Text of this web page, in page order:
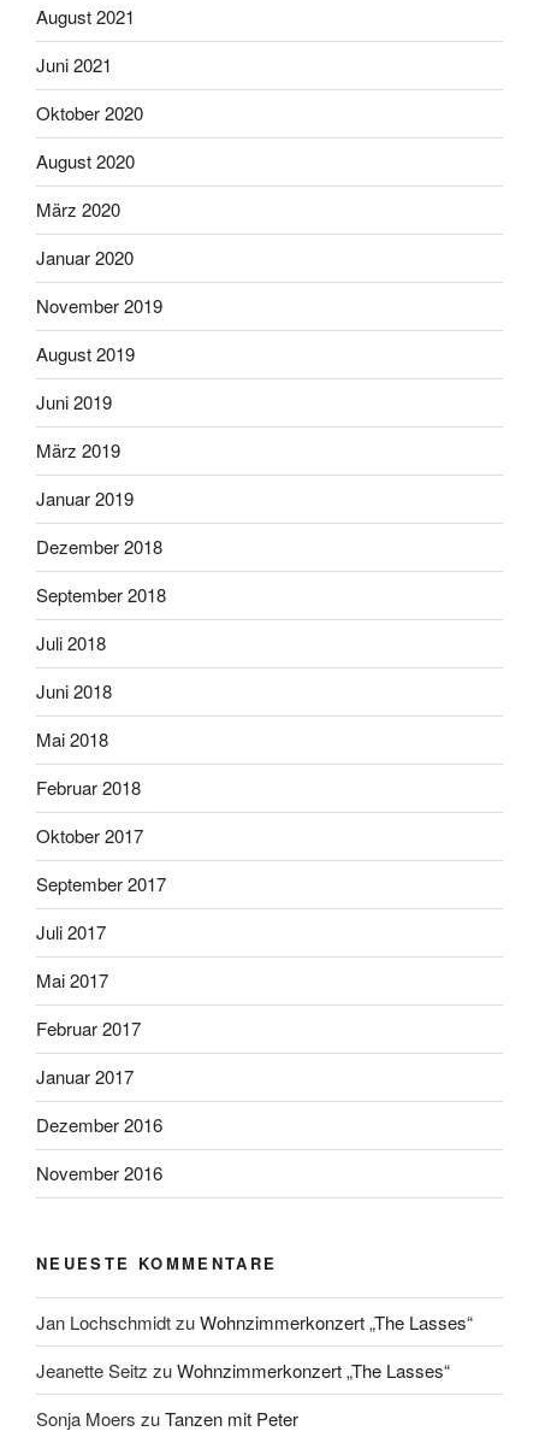
August 2021
Juni 2021
Oktober 2020
August 2020
März 2020
Januar 2020
November 2019
August 2019
Juni 2019
März 2019
Januar 2019
Dezember 2018
September 2018
Juli 2018
Juni 2018
Mai 2018
Februar 2018
Oktober 2017
September 2017
Juli 2017
Mai 2017
Februar 2017
Januar 2017
Dezember 2016
November 2016
NEUESTE KOMMENTARE
Jan LochschmidtzuWohnzimmerkonzert „The Lasses“
Jeanette Seitz zuWohnzimmerkonzert „The Lasses“
Sonja Moers zuTanzen mit Peter